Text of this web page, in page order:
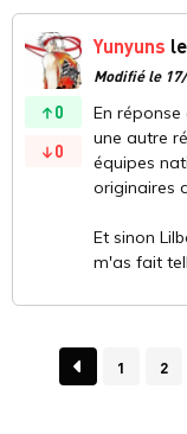
0
0
Yunyuns
Modifié le
En
une autre
équipes
originaires
Et sinon
m'as fait
1 2